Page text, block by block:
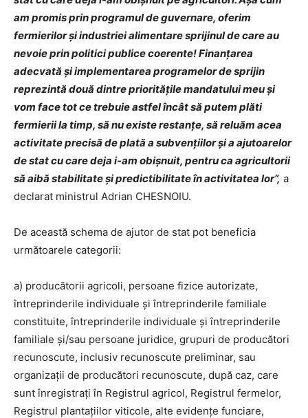
am promis prin programul de guvernare, oferim
fermierilor și industriei alimentare sprijinul de care au
nevoie prin politici publice coerente! Finanțarea
adecvată și implementarea programelor de sprijin
reprezintă două dintre prioritățile mandatului meu și
vom face tot ce trebuie astfel încât să putem plăti
fermierii la timp, să nu existe restanțe, să reluăm acea
activitate precisă de plată a subvenţiilor şi a ajutoarelor
de stat cu care deja i-am obișnuit, pentru ca agricultorii
să aibă stabilitate şi predictibilitate în activitatea lor”, a
declarat ministrul Adrian CHESNOIU.
De această schema de ajutor de stat pot beneficia
următoarele categorii:
a) producătorii agricoli, persoane fizice autorizate,
întreprinderile individuale şi întreprinderile familiale
constituite, întreprinderile individuale şi întreprinderile
familiale şi/sau persoane juridice, grupuri de producători
recunoscute, inclusiv recunoscute preliminar, sau
organizații de producători recunoscute, după caz, care
sunt înregistrați în Registrul agricol, Registrul fermelor,
Registrul plantațiilor viticole, alte evidențe funciare,